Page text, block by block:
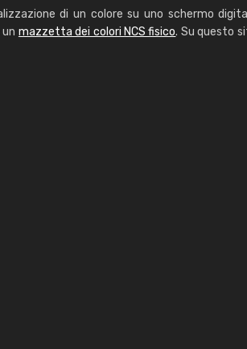
di un colore su uno schermo
mazzetta dei colori NCS fisico. Su questo